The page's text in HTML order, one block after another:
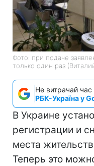
Фото: при подаче
только один раз
Не витрачай
РБК-Україна у
В Украине
регистрации и
места
Теперь это